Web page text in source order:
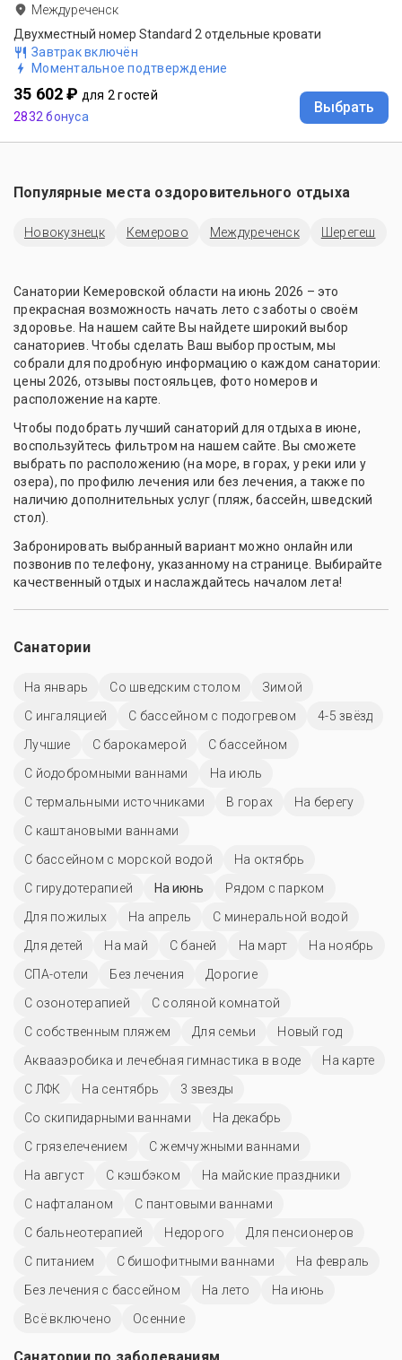
Междуреченск
Двухместный номер Standard 2 отдельные кровати
Завтрак включён
Моментальное подтверждение
35 602 ₽ для 2 гостей
2832 бонуса
Выбрать
Популярные места оздоровительного отдыха
Новокузнецк Кемерово Междуреченск Шерегеш
Санатории Кемеровской области на июнь 2026 – это
прекрасная возможность начать лето с заботы о своём
здоровье. На нашем сайте Вы найдете широкий выбор
санаториев. Чтобы сделать Ваш выбор простым, мы
собрали для подробную информацию о каждом санатории:
цены 2026, отзывы постояльцев, фото номеров и
расположение на карте.
Чтобы подобрать лучший санаторий для отдыха в июне,
воспользуйтесь фильтром на нашем сайте. Вы сможете
выбрать по расположению (на море, в горах, у реки или у
озера), по профилю лечения или без лечения, а также по
наличию дополнительных услуг (пляж, бассейн, шведский
стол).
Забронировать выбранный вариант можно онлайн или
позвонив по телефону, указанному на странице. Выбирайте
качественный отдых и наслаждайтесь началом лета!
Санатории
На январь Со шведским столом
Зимой
С ингаляцией
С бассейном с подогревом
4-5 звёзд
Лучшие
С барокамерой
C бассейном
С йодобромными ваннами
На июль
С термальными источниками
В горах
На берегу
С каштановыми ваннами
С бассейном с морской водой
На октябрь
С гирудотерапией
На июнь
Рядом с парком
Для пожилых
На апрель
С минеральной водой
Для детей
На май С баней На март
На ноябрь
СПА-отели
Без лечения
Дорогие
С озонотерапией
С соляной комнатой
С собственным пляжем
Для семьи
Новый год
Аквааэробика и лечебная гимнастика в воде
На карте
С ЛФК
На сентябрь
3 звезды
Со скипидарными ваннами
На декабрь
С грязелечением
С жемчужными ваннами
На август
С кэшбэком
На майские праздники
С нафталаном
С пантовыми ваннами
С бальнеотерапией
Недорого
Для пенсионеров
С питанием
С бишофитными ваннами
На февраль
Без лечения с бассейном
На лето
На июнь
Всё включено
Осенние